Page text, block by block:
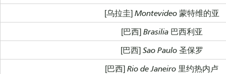
[乌拉圭] Montevideo 蒙特维的亚
[巴西] Brasilia 巴西利亚
[巴西] Sao Paulo 圣保罗
[巴西] Rio de Janeiro 里约热内卢